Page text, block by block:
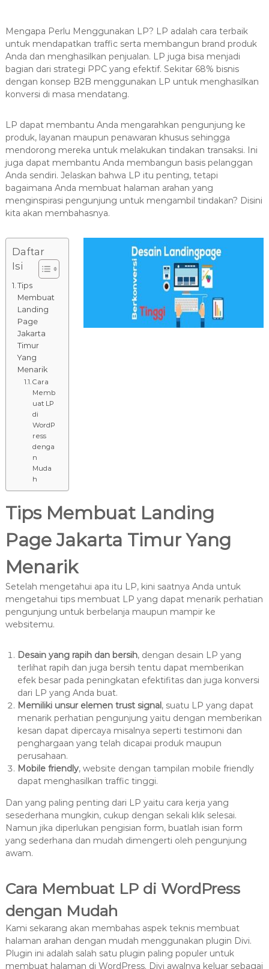
Mengapa Perlu Menggunakan LP? LP adalah cara terbaik
untuk mendapatkan traffic serta membangun brand produk
Anda dan menghasilkan penjualan. LP juga bisa menjadi
bagian dari strategi PPC yang efektif. Sekitar 68% bisnis
dengan konsep B2B menggunakan LP untuk menghasilkan
konversi di masa mendatang.
LP dapat membantu Anda mengarahkan pengunjung ke
produk, layanan maupun penawaran khusus sehingga
mendorong mereka untuk melakukan tindakan transaksi. Ini
juga dapat membantu Anda membangun basis pelanggan
Anda sendiri. Jelaskan bahwa LP itu penting, tetapi
bagaimana Anda membuat halaman arahan yang
menginspirasi pengunjung untuk mengambil tindakan? Disini
kita akan membahasnya.
Daftar
Isi
Tips
Membuat
Landing
Page
Jakarta
Timur
Yang
Menarik
Cara
Memb
uat LP
di
WordP
ress
denga
n
Muda
h
Tips Membuat Landing
Page Jakarta Timur Yang
Menarik
Setelah mengetahui apa itu LP, kini saatnya Anda untuk
mengetahui tips membuat LP yang dapat menarik perhatian
pengunjung untuk berbelanja maupun mampir ke
websitemu.
Desain yang rapih dan bersih, dengan desain LP yang
terlihat rapih dan juga bersih tentu dapat memberikan
efek besar pada peningkatan efektifitas dan juga konversi
dari LP yang Anda buat.
Memiliki unsur elemen trust signal, suatu LP yang dapat
menarik perhatian pengunjung yaitu dengan memberikan
kesan dapat dipercaya misalnya seperti testimoni dan
penghargaan yang telah dicapai produk maupun
perusahaan.
Mobile friendly, website dengan tampilan mobile friendly
dapat menghasilkan traffic tinggi.
Dan yang paling penting dari LP yaitu cara kerja yang
sesederhana mungkin, cukup dengan sekali klik selesai.
Namun jika diperlukan pengisian form, buatlah isian form
yang sederhana dan mudah dimengerti oleh pengunjung
awam.
Cara Membuat LP di WordPress
dengan Mudah
Kami sekarang akan membahas aspek teknis membuat
halaman arahan dengan mudah menggunakan plugin Divi.
Plugin ini adalah salah satu plugin paling populer untuk
membuat halaman di WordPress. Divi awalnya keluar sebagai